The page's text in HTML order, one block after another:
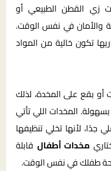
زي القطن الطبيعي أو
والأمان في نفس الوقت.
تكون خالية من المواد
أو بقع على المخدة، لذلك
المخدات اللي تأتي
جدًا، لأنها تخلي تنظيفها
مخدات أطفال قابلة
طفلك في نفس الوقت.